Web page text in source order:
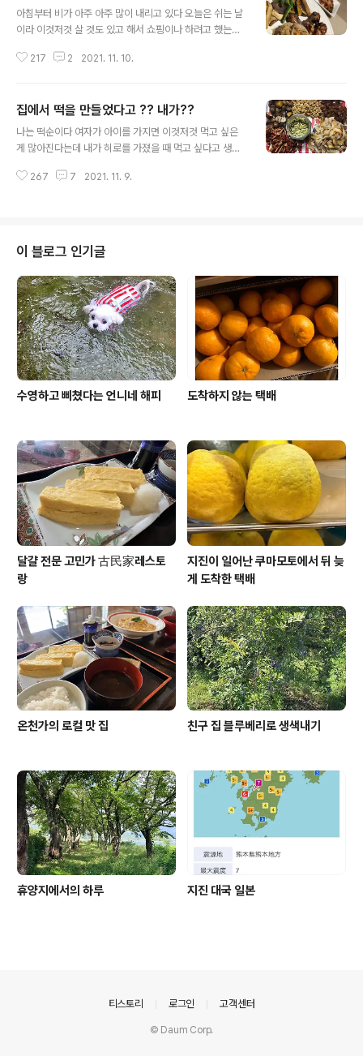
아침부터 비가 아주 아주 많이 내리고 있다 오늘은 쉬는 날
이라 이것저것 살 것도 있고 해서 쇼핑이나 하려고 했는데
렸다 뭐 꼭 오늘만 날인가 이렇게 비도 많이 오는데 오늘은
으면 2일만 재택근무이고 출근이다 대학생인 히로는 격주
로 등교를 한다고 한다 오늘은 쇼핑데이의 예정이었기에
나간김에 밖에서 점심도 먹을까 했는데 집콕을 하게 되니
늘은 히로도 인터넷으로 수업을 한다며 집에 있기 때문에
217 2 2021. 11. 10.
집에서 떡을 만들었다고 ?? 내가??
나는 떡순이다 여자가 아이를 가지면 이것저것 먹고 싶은
게 많아진다는데 내가 히로를 가졌을 때 먹고 싶다고 생각
추어탕도 한국 떡도 있을리 만무 …. 얼마나 먹고 싶었던지
온 떡은 냉동 해 두고 하나씩 꺼내 먹는다 떡을 가져올때 항
상 출국 검사 때 걸린다 X선에는 시커먼 덩어리가 가득 찍
히니 꼭 가방을 열어서 검사를 받고서야 출구장으로 들어
설 수가 있다 그만큼 떡을 좋아하는 떡순이가 최근 2년간
코로나 때문이 한국에 가지 못했고 한동안 떡을 먹지 못했
다 떡순이가 떡을 못 먹으니 엄청 ..
267 7 2021. 11. 9.
이 블로그 인기글
수영하고 삐쳤다는 언니네 해피 도착하지 않는 택배
달걀 전문 고민가 古民家레스토
랑
지진이 일어난 쿠마모토에서 뒤 늦
게 도착한 택배
온천가의 로컬 맛 집 친구 집 블루베리로 생색내기
휴양지에서의 하루 지진 대국 일본
티스토리 로그인 고객센터
© Daum Corp.